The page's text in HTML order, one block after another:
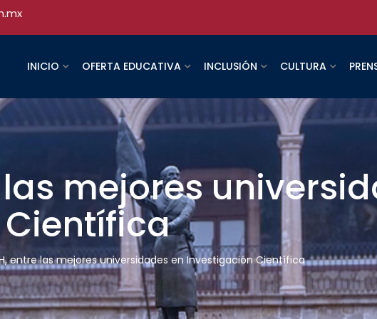
INICIO OFERTA EDUCATIVA INCLUSIÓN CULTURA
las mejores
entre las mejores universidades en Investigación Científica